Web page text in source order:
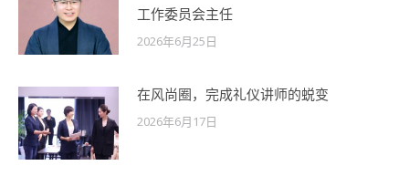
工作委员会主任
2026年6月25日
在风尚圈，完成礼仪讲师的蜕变
2026年6月17日